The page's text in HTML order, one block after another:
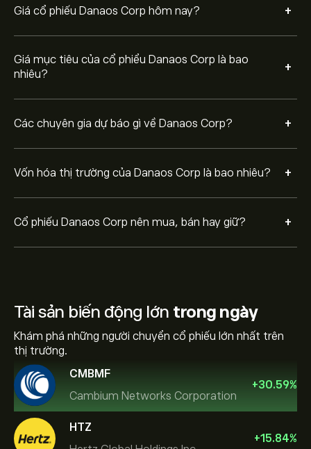
Giá cổ phiếu Danaos Corp hôm nay? +
Giá mục tiêu của cổ phiểu Danaos Corp là bao
nhiêu?
+
Các chuyên gia dự báo gì về Danaos Corp? +
Vốn hóa thị trường của Danaos Corp là bao nhiêu? +
Cổ phiếu Danaos Corp nên mua, bán hay giữ? +
Tài sản biến động lớn trong ngày
Khám phá những người chuyển cổ phiếu lớn nhất trên
thị trường.
CMBMF
Cambium Networks Corporation
+30.59%
HTZ
+15.84%